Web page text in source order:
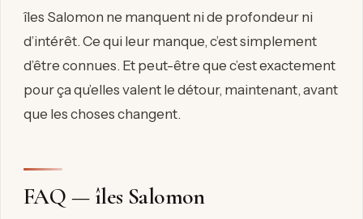
îles Salomon ne manquent ni de profondeur ni
d’intérêt. Ce qui leur manque, c’est simplement
d’être connues. Et peut-être que c’est exactement
pour ça qu’elles valent le détour, maintenant, avant
que les choses changent.
FAQ — îles Salomon